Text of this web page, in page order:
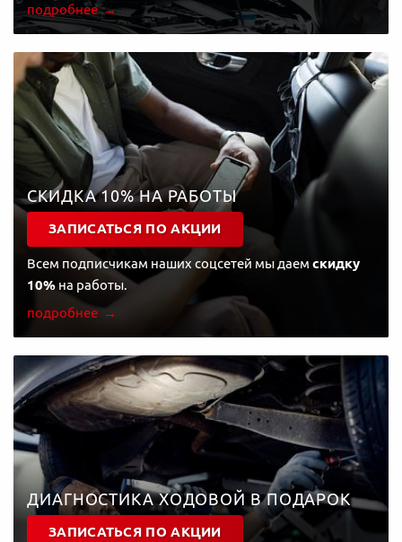
подробнее
СКИДКА 10% НА РАБОТЫ
ЗАПИСАТЬСЯ ПО АКЦИИ
Всем подписчикам наших соцсетей мы даем скидку
10% на работы.
подробнее
ДИАГНОСТИКА ХОДОВОЙ В ПОДАРОК
ЗАПИСАТЬСЯ ПО АКЦИИ